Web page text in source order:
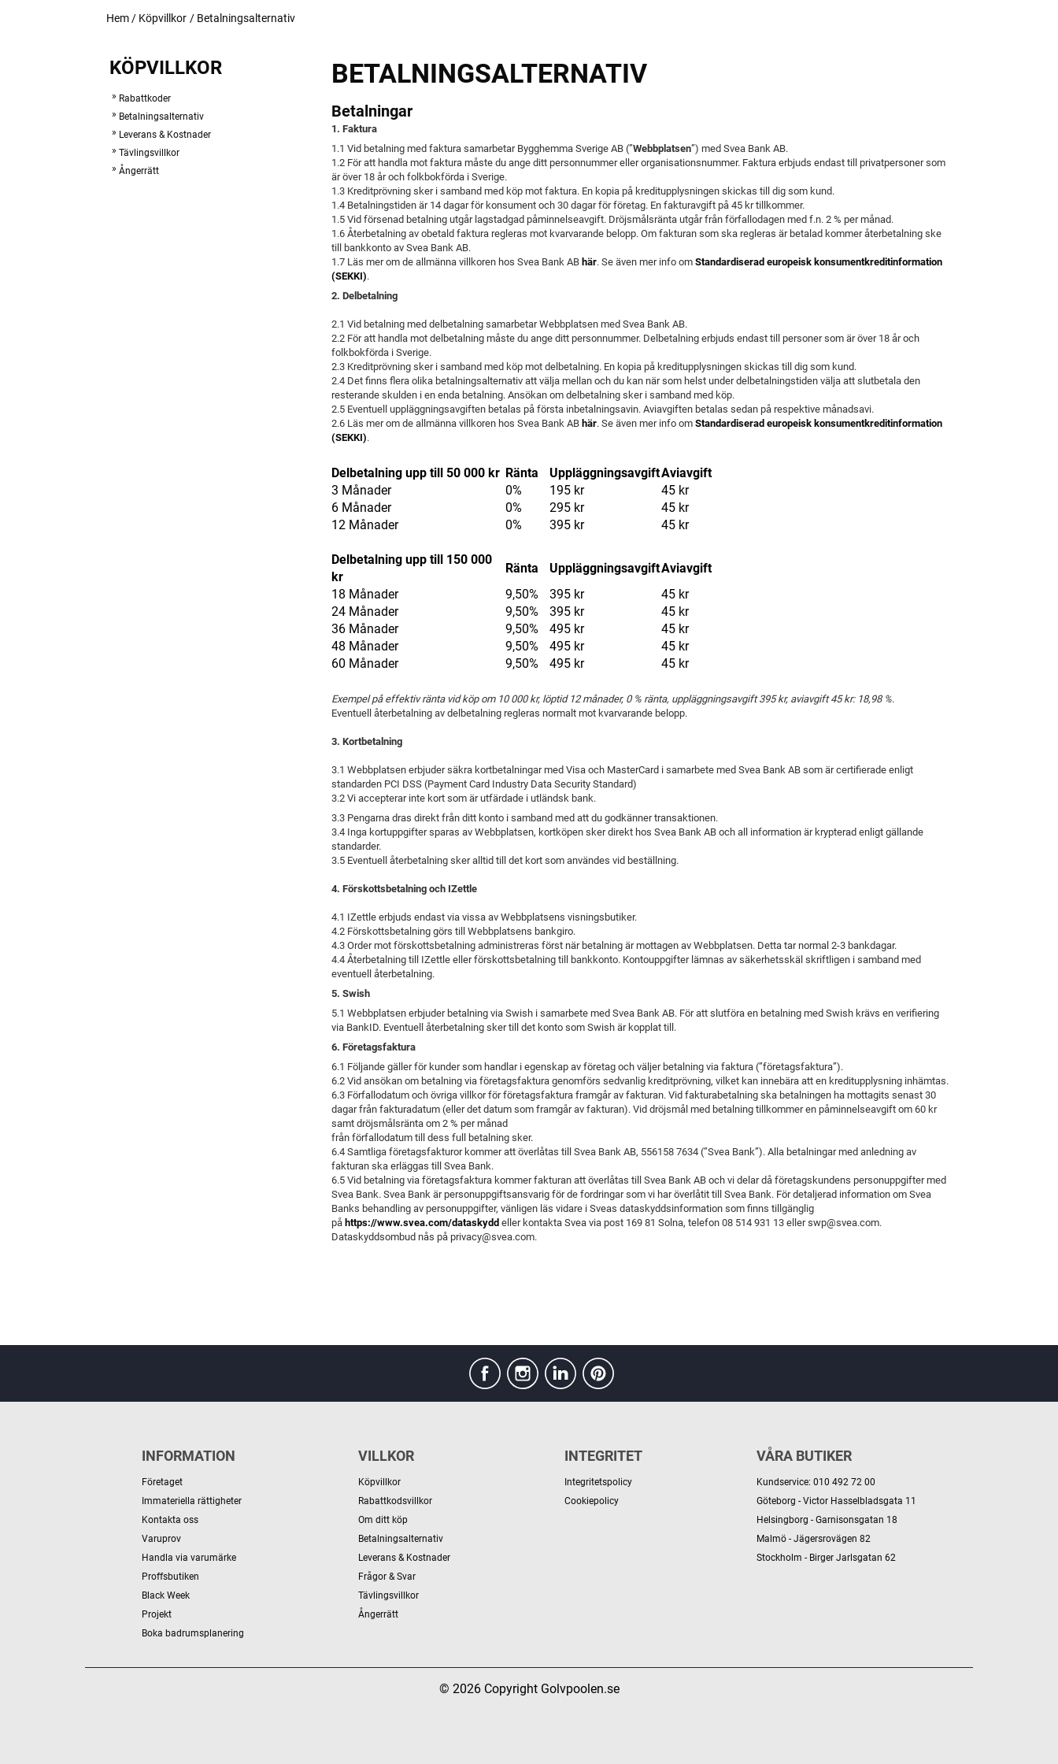
Hem / Köpvillkor / Betalningsalternativ
KÖPVILLKOR
Rabattkoder
Betalningsalternativ
Leverans & Kostnader
Tävlingsvillkor
Ångerrätt
BETALNINGSALTERNATIV
Betalningar
1. Faktura
1.1 Vid betalning med faktura samarbetar Bygghemma Sverige AB (”Webbplatsen”) med Svea Bank AB.
1.2 För att handla mot faktura måste du ange ditt personnummer eller organisationsnummer. Faktura erbjuds endast till privatpersoner som
är över 18 år och folkbokförda i Sverige.
1.3 Kreditprövning sker i samband med köp mot faktura. En kopia på kreditupplysningen skickas till dig som kund.
1.4 Betalningstiden är 14 dagar för konsument och 30 dagar för företag. En fakturavgift på 45 kr tillkommer.
1.5 Vid försenad betalning utgår lagstadgad påminnelseavgift. Dröjsmålsränta utgår från förfallodagen med f.n. 2 % per månad.
1.6 Återbetalning av obetald faktura regleras mot kvarvarande belopp. Om fakturan som ska regleras är betalad kommer återbetalning ske
till bankkonto av Svea Bank AB.
1.7 Läs mer om de allmänna villkoren hos Svea Bank AB här. Se även mer info om Standardiserad europeisk konsumentkreditinformation
(SEKKI).
2. Delbetalning
2.1 Vid betalning med delbetalning samarbetar Webbplatsen med Svea Bank AB.
2.2 För att handla mot delbetalning måste du ange ditt personnummer. Delbetalning erbjuds endast till personer som är över 18 år och
folkbokförda i Sverige.
2.3 Kreditprövning sker i samband med köp mot delbetalning. En kopia på kreditupplysningen skickas till dig som kund.
2.4 Det finns flera olika betalningsalternativ att välja mellan och du kan när som helst under delbetalningstiden välja att slutbetala den
resterande skulden i en enda betalning. Ansökan om delbetalning sker i samband med köp.
2.5 Eventuell uppläggningsavgiften betalas på första inbetalningsavin. Aviavgiften betalas sedan på respektive månadsavi.
2.6 Läs mer om de allmänna villkoren hos Svea Bank AB här. Se även mer info om Standardiserad europeisk konsumentkreditinformation
(SEKKI).
Delbetalning upp till 50 000 kr Ränta UppläggningsavgiftAviavgift
3 Månader
0% 195 kr
45 kr
6 Månader
0% 295 kr
45 kr
12 Månader
0% 395 kr 45 kr
Delbetalning upp till 150 000
kr
Ränta UppläggningsavgiftAviavgift
18 Månader
9,50% 395 kr
45 kr
24 Månader
9,50% 395 kr
45 kr
36 Månader
9,50% 495 kr
45 kr
48 Månader
9,50% 495 kr
45 kr
60 Månader
9,50% 495 kr 45 kr
Exempel på effektiv ränta vid köp om 10 000 kr, löptid 12 månader, 0 % ränta, uppläggningsavgift 395 kr, aviavgift 45 kr: 18,98 %.
Eventuell återbetalning av delbetalning regleras normalt mot kvarvarande belopp.
3. Kortbetalning
3.1 Webbplatsen erbjuder säkra kortbetalningar med Visa och MasterCard i samarbete med Svea Bank AB som är certifierade enligt
standarden PCI DSS (Payment Card Industry Data Security Standard)
3.2 Vi accepterar inte kort som är utfärdade i utländsk bank.
3.3 Pengarna dras direkt från ditt konto i samband med att du godkänner transaktionen.
3.4 Inga kortuppgifter sparas av Webbplatsen, kortköpen sker direkt hos Svea Bank AB och all information är krypterad enligt gällande
standarder.
3.5 Eventuell återbetalning sker alltid till det kort som användes vid beställning.
4. Förskottsbetalning och IZettle
4.1 IZettle erbjuds endast via vissa av Webbplatsens visningsbutiker.
4.2 Förskottsbetalning görs till Webbplatsens bankgiro.
4.3 Order mot förskottsbetalning administreras först när betalning är mottagen av Webbplatsen. Detta tar normal 2-3 bankdagar.
4.4 Återbetalning till IZettle eller förskottsbetalning till bankkonto. Kontouppgifter lämnas av säkerhetsskäl skriftligen i samband med
eventuell återbetalning.
5. Swish
5.1 Webbplatsen erbjuder betalning via Swish i samarbete med Svea Bank AB. För att slutföra en betalning med Swish krävs en verifiering
via BankID. Eventuell återbetalning sker till det konto som Swish är kopplat till.
6. Företagsfaktura
6.1 Följande gäller för kunder som handlar i egenskap av företag och väljer betalning via faktura (”företagsfaktura”).
6.2 Vid ansökan om betalning via företagsfaktura genomförs sedvanlig kreditprövning, vilket kan innebära att en kreditupplysning inhämtas.
6.3 Förfallodatum och övriga villkor för företagsfaktura framgår av fakturan. Vid fakturabetalning ska betalningen ha mottagits senast 30
dagar från fakturadatum (eller det datum som framgår av fakturan). Vid dröjsmål med betalning tillkommer en påminnelseavgift om 60 kr
samt dröjsmålsränta om 2 % per månad
från förfallodatum till dess full betalning sker.
6.4 Samtliga företagsfakturor kommer att överlåtas till Svea Bank AB, 556158 7634 (”Svea Bank”). Alla betalningar med anledning av
fakturan ska erläggas till Svea Bank.
6.5 Vid betalning via företagsfaktura kommer fakturan att överlåtas till Svea Bank AB och vi delar då företagskundens personuppgifter med
Svea Bank. Svea Bank är personuppgiftsansvarig för de fordringar som vi har överlåtit till Svea Bank. För detaljerad information om Svea
Banks behandling av personuppgifter, vänligen läs vidare i Sveas dataskyddsinformation som finns tillgänglig
på https://www.svea.com/dataskydd eller kontakta Svea via post 169 81 Solna, telefon 08 514 931 13 eller swp@svea.com.
Dataskyddsombud nås på privacy@svea.com.
INFORMATION
Företaget
Immateriella rättigheter
Kontakta oss
Varuprov
Handla via varumärke
Proffsbutiken
Black Week
Projekt
Boka badrumsplanering
VILLKOR
Köpvillkor
Rabattkodsvillkor
Om ditt köp
Betalningsalternativ
Leverans & Kostnader
Frågor & Svar
Tävlingsvillkor
Ångerrätt
INTEGRITET
Integritetspolicy
Cookiepolicy
VÅRA BUTIKER
Kundservice: 010 492 72 00
Göteborg - Victor Hasselbladsgata 11
Helsingborg - Garnisonsgatan 18
Malmö - Jägersrovägen 82
Stockholm - Birger Jarlsgatan 62
© 2026 Copyright Golvpoolen.se